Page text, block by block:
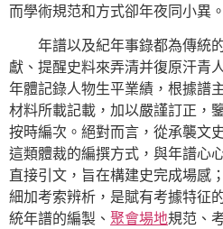
而學術規范和方式卻年夜同小異。
年譜以及紀年事錄都為傳統
獻、提醒史料來弄清并復原汗青
年體記錄人物生平業績，根據譜
材料所載記載，加以嚴謹訂正，
按時編次。絕對而言，從承襲文
這類體裁的編撰方式，與年譜心
直接引文，旨在構建史完成場感
細加考索辨析，是賦有考據特征
統年譜的編製、 聚會場地規范、